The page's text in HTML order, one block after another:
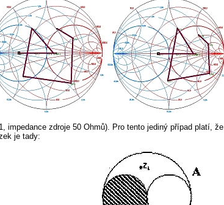
zdroje 50 Ohmů). Pro tento jediný případ platí,
je tady: